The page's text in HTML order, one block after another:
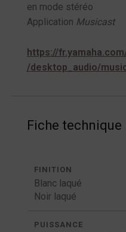
en mode stéréo
Application Musicast
https://
/desktop_audio/
Fiche technique
FINITION
Blanc laqué
Noir laqué
PUISSANCE